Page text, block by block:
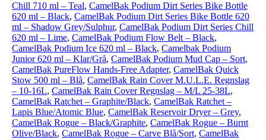
Chill 710 ml – Teal, CamelBak Podium Dirt Series Bike Bottle
620 ml – Black, CamelBak Podium Dirt Series Bike Bottle 620
ml – Shadow Grey/Sulphur, CamelBak Podium Dirt Series Chill
620 ml – Lime, CamelBak Podium Flow Belt – Black,
CamelBak Podium Ice 620 ml – Black, Camelbak Podium
Junior 620 ml – Klar/Grå, CamelBak Podium Mud Cap – Sort,
CamelBak PureFlow Hands-Free Adapter, CamelBak Quick
Stow 500 ml – Blå, CamelBak Rain Cover M.U.L.E. Regnslag
– 10-16L, CamelBak Rain Cover Regnslag – M/L 25-38L,
CamelBak Ratchet – Graphite/Black, CamelBak Ratchet –
Lapis Blue/Atomic Blue, CamelBak Reservoir Dryer – Grey,
CamelBak Rogue – Black/Graphite, CamelBak Rogue – Burnt
Olive/Black, CamelBak Rogue – Carve Blå/Sort, CamelBak